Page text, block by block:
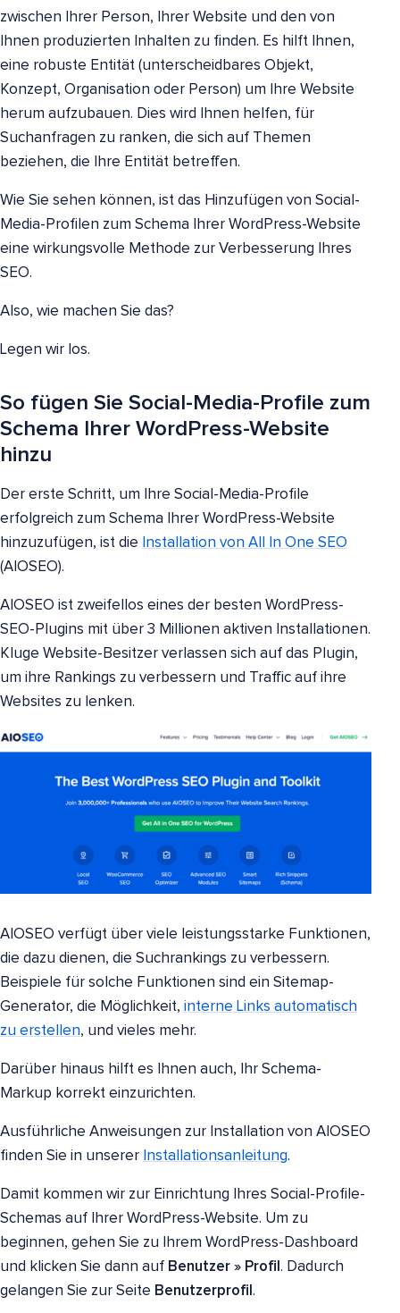
zwischen Ihrer Person, Ihrer Website und den von
Ihnen produzierten Inhalten zu finden. Es hilft Ihnen,
eine robuste Entität (unterscheidbares Objekt,
Konzept, Organisation oder Person) um Ihre Website
herum aufzubauen. Dies wird Ihnen helfen, für
Suchanfragen zu ranken, die sich auf Themen
beziehen, die Ihre Entität betreffen.
Wie Sie sehen können, ist das Hinzufügen von Social-
Media-Profilen zum Schema Ihrer WordPress-Website
eine wirkungsvolle Methode zur Verbesserung Ihres
SEO.
Also, wie machen Sie das?
Legen wir los.
So fügen Sie Social-Media-Profile zum
Schema Ihrer WordPress-Website
hinzu
Der erste Schritt, um Ihre Social-Media-Profile
erfolgreich zum Schema Ihrer WordPress-Website
hinzuzufügen, ist die Installation von All In One SEO
(AIOSEO).
AIOSEO ist zweifellos eines der besten WordPress-
SEO-Plugins mit über 3 Millionen aktiven Installationen.
Kluge Website-Besitzer verlassen sich auf das Plugin,
um ihre Rankings zu verbessern und Traffic auf ihre
Websites zu lenken.
AIOSEO verfügt über viele leistungsstarke Funktionen,
die dazu dienen, die Suchrankings zu verbessern.
Beispiele für solche Funktionen sind ein Sitemap-
Generator, die Möglichkeit, interne Links automatisch
zu erstellen, und vieles mehr.
Darüber hinaus hilft es Ihnen auch, Ihr Schema-
Markup korrekt einzurichten.
Ausführliche Anweisungen zur Installation von AIOSEO
finden Sie in unserer Installationsanleitung.
Damit kommen wir zur Einrichtung Ihres Social-Profile-
Schemas auf Ihrer WordPress-Website. Um zu
beginnen, gehen Sie zu Ihrem WordPress-Dashboard
und klicken Sie dann auf Benutzer » Profil . Dadurch
gelangen Sie zur Seite Benutzerprofil .